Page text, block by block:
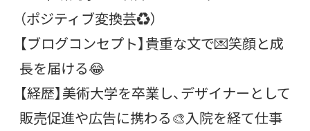
（ポジティブ変換芸♻）
【ブログコンセプト】貴重な文で💌笑顔と成
長を届ける😂
【経歴】美術大学を卒業し、デザイナーとして
販売促進や広告に携わる🎨入院を経て仕事